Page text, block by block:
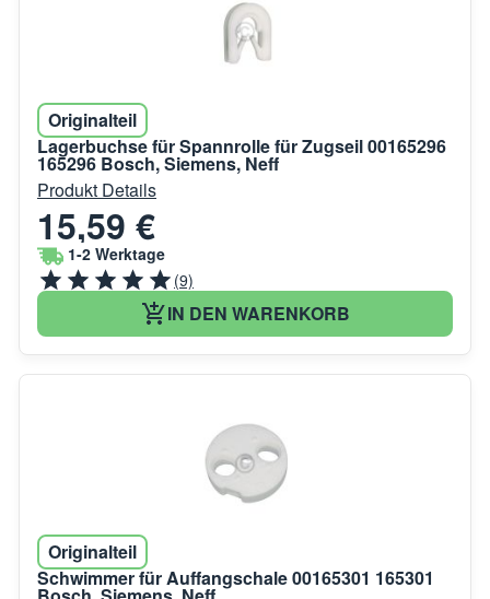
Originalteil
Lagerbuchse für Spannrolle für Zugseil 00165296
165296 Bosch, Siemens, Neff
Produkt Details
15,59 €
1-2 Werktage
(9)
IN DEN WARENKORB
Originalteil
Schwimmer für Auffangschale 00165301 165301